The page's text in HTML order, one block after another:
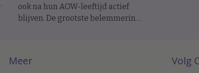
ook na hun AOW-leeftijd actief
blijven. De grootste belemmering
soepelere
regels,
Meer Volg